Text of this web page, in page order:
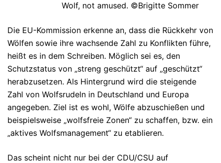
Wolf, not amused. ©Brigitte Sommer
Die EU-Kommission erkenne an, dass die Rückkehr von
Wölfen sowie ihre wachsende Zahl zu Konflikten führe,
heißt es in dem Schreiben. Möglich sei es, den
Schutzstatus von „streng geschützt“ auf „geschützt“
herabzusetzen. Als Hintergrund wird die steigende
Zahl von Wolfsrudeln in Deutschland und Europa
angegeben. Ziel ist es wohl, Wölfe abzuschießen und
beispielsweise „wolfsfreie Zonen“ zu schaffen, bzw. ein
„aktives Wolfsmanagement“ zu etablieren.
Das scheint nicht nur bei der CDU/CSU auf